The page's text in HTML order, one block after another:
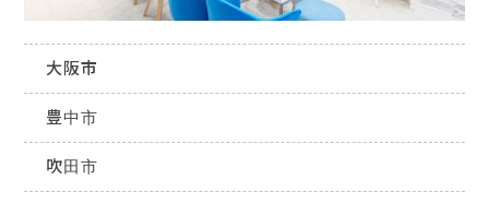
大阪市
豊中市
吹田市